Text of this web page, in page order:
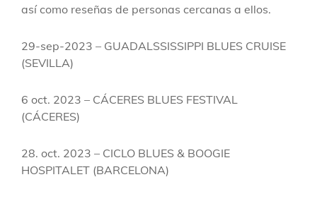
así como reseñas de personas cercanas a ellos.
29-sep-2023 – GUADALSSISSIPPI BLUES CRUISE
(SEVILLA)
6 oct. 2023 – CÁCERES BLUES FESTIVAL
(CÁCERES)
28. oct. 2023 – CICLO BLUES & BOOGIE
HOSPITALET (BARCELONA)